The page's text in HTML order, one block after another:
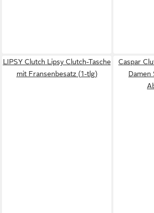
LIPSY Clutch Lipsy Clutch-Tasche
mit Fransenbesatz (1-tlg)
Caspar
Damen